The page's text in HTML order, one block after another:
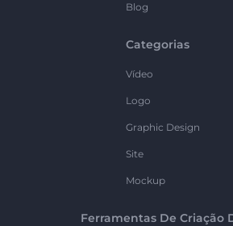
Blog
Categorias
Vídeo
Logo
Graphic Design
Site
Mockup
Ferramentas De Criação